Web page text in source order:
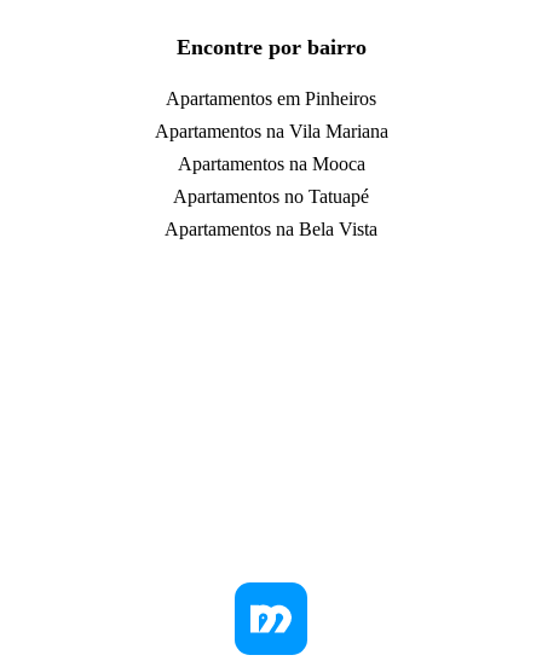
Encontre por bairro
Apartamentos em Pinheiros
Apartamentos na Vila Mariana
Apartamentos na Mooca
Apartamentos no Tatuapé
Apartamentos na Bela Vista